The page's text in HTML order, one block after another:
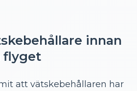
innan
flyget
att vätskebehållaren har